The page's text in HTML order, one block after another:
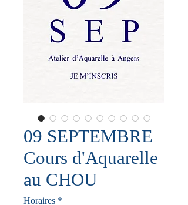
09 SEPTEMBRE
Cours d'Aquarelle
au CHOU
Horaires *